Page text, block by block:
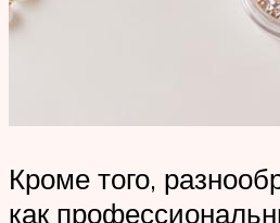
Кроме того,
как